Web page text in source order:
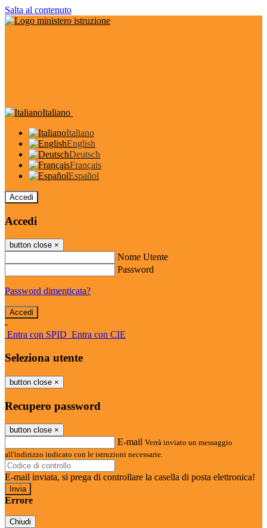
Salta al contenuto
Italiano
Italiano
English
Deutsch
Français
Español
Accedi
Accedi
button close ×
Nome Utente
Password
Password dimenticata?
-
Entra con SPID Entra con CIE
Seleziona utente
button close ×
Recupero password
button close ×
E-mail Verrà inviato un messaggio
all'indirizzo indicato con le istruzioni necessarie.
E-mail inviata, si prega di controllare la casella di posta elettronica!
Errore
Chiudi